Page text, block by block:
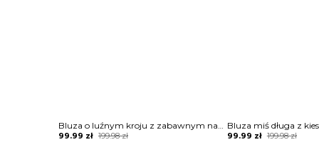
199.98zł
Original
99.99 zł
Current
Bluza miś długa z
199.98zł
Original
99.99 zł
Current